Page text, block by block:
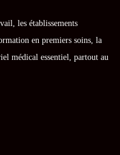
les établissements
en premiers soins, la
médical essentiel, partout au